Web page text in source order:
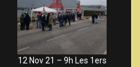
12 Nov 21 – 9h Les 1ers